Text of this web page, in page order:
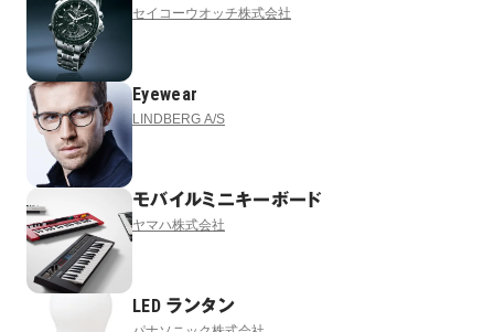
セイコーウオッチ株式会社
Eyewear
LINDBERG A/S
モバイルミニキーボード
ヤマハ株式会社
LED ランタン